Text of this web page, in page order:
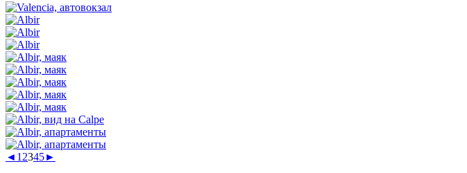
◄ 1 2345►